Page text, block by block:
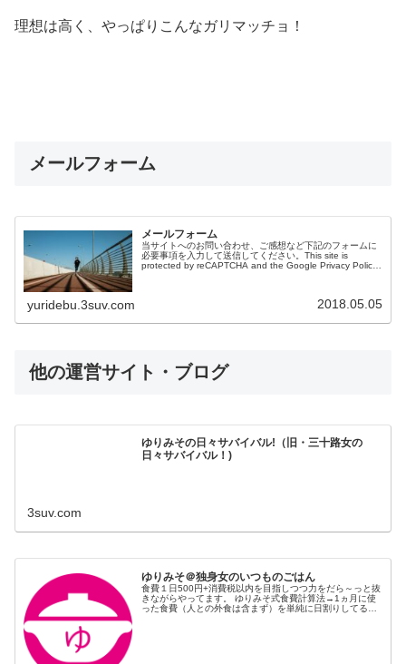
理想は高く、やっぱりこんなガリマッチョ！
メールフォーム
メールフォーム
当サイトへのお問い合わせ、ご感想など下記のフォームに
必要事項を入力して送信してください。This site is
protected by reCAPTCHA and the Google Privacy Policy
yuridebu.3suv.com 2018.05.05
他の運営サイト・ブログ
ゆりみその日々サバイバル!（旧・三十路女の
日々サバイバル！)
3suv.com
ゆりみそ＠独身女のいつものごはん
食費１日500円+消費税以内を目指しつつ力をだら～っと抜
きながらやってます。 ゆりみそ式食費計算法→1ヵ月に使
った食費（人との外食は含まず）を単純に日割りしてるだ